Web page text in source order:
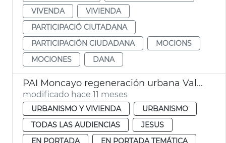
VIVENDA
VIVIENDA
PARTICIPACIÓ CIUTADANA
PARTICIPACIÓN CIUDADANA
MOCIONS
MOCIONES
DANA
PAI Moncayo regeneración urbana València
modificado hace 11 meses
URBANISMO Y VIVIENDA
URBANISMO
TODAS LAS AUDIENCIAS
JESUS
EN PORTADA
EN PORTADA TEMÁTICA